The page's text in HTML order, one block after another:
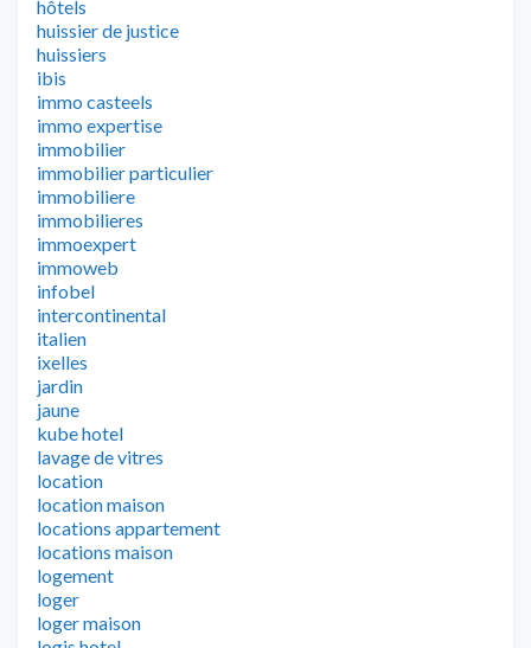
hôtels
huissier de justice
huissiers
ibis
immo casteels
immo expertise
immobilier
immobilier particulier
immobiliere
immobilieres
immoexpert
immoweb
infobel
intercontinental
italien
ixelles
jardin
jaune
kube hotel
lavage de vitres
location
location maison
locations appartement
locations maison
logement
loger
loger maison